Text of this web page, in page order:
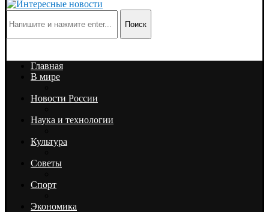
Поиск
Главная
В мире
Новости России
Наука и технологии
Культура
Советы
Спорт
Экономика